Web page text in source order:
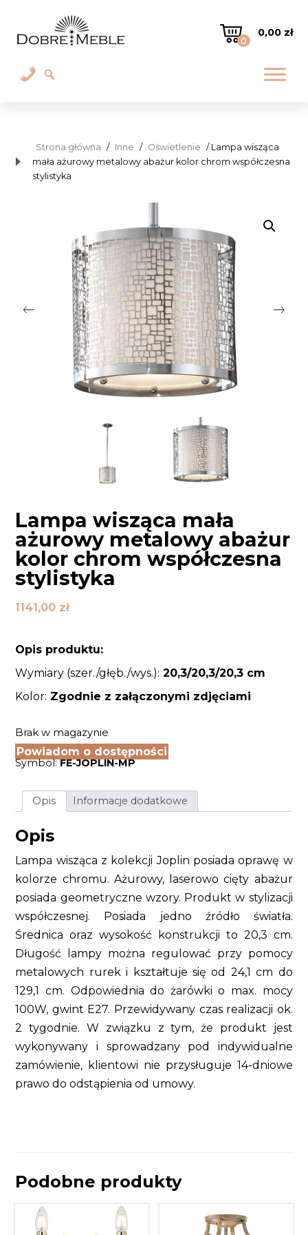
0
0,00 zł
Strona główna / Inne / Oświetlenie / Lampa wisząca
mała ażurowy metalowy abażur kolor chrom współczesna
stylistyka
Lampa wisząca mała
ażurowy metalowy abażur
kolor chrom współczesna
stylistyka
1141,00 zł
Opis produktu:
Wymiary (szer./głęb./wys.): 20,3/20,3/20,3 cm
Kolor: Zgodnie z załączonymi zdjęciami
Brak w magazynie
Powiadom o dostępności
Symbol:FE-JOPLIN-MP
Opis Informacje dodatkowe
Opis
Lampa wisząca z kolekcji Joplin posiada oprawę w
kolorze chromu. Ażurowy, laserowo cięty abażur
posiada geometryczne wzory. Produkt w stylizacji
współczesnej. Posiada jedno źródło światła.
Średnica oraz wysokość konstrukcji to 20,3 cm.
Długość lampy można regulować przy pomocy
metalowych rurek i kształtuje się od 24,1 cm do
129,1 cm. Odpowiednia do żarówki o max. mocy
100W, gwint E27. Przewidywany czas realizacji ok.
2 tygodnie. W związku z tym, że produkt jest
wykonywany i sprowadzany pod indywidualne
zamówienie, klientowi nie przysługuje 14-dniowe
prawo do odstąpienia od umowy.
Podobne produkty